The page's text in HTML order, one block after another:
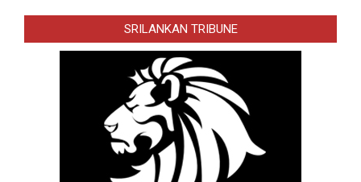
SRILANKAN TRIBUNE